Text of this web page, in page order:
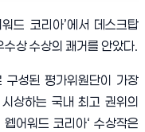
드 코리아’에서 데스크탑
상 수상의 쾌거를 안았다.
구성된 평가위원단이 가장
상하는 국내 최고 권위의
웹어워드 코리아‘수상작은